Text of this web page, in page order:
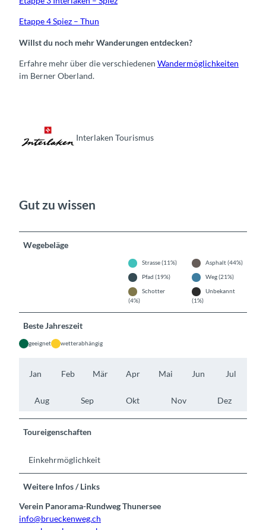
Etappe 4 Spiez – Thun
Willst du noch mehr Wanderungen entdecken?
Erfahre mehr über die verschiedenen Wandermöglichkeiten
im Berner Oberland.
Interlaken Tourismus
Gut zu wissen
Wegebeläge
Strasse (11%)
Asphalt (44%)
Pfad (19%)
Weg (21%)
Schotter
(4%)
Unbekannt
(1%)
Beste Jahreszeit
geeignet wetterabhängig
Jan Feb Mär Apr Mai Jun Jul
Aug Sep Okt Nov Dez
Toureigenschaften
Einkehrmöglichkeit
Weitere Infos / Links
Verein Panorama-Rundweg Thunersee
info@brueckenweg.ch